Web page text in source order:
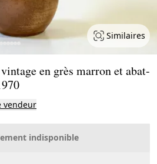
Similaires
en grès marron et abat-
vendeur
indisponible